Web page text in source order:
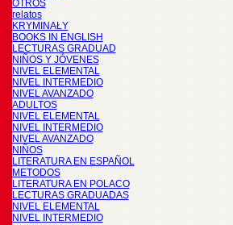
OTROS
relatos
KRYMINAŁY
BOOKS IN ENGLISH
LECTURAS GRADUAD
NIÑOS Y JÓVENES
NIVEL ELEMENTAL
NIVEL INTERMEDIO
NIVEL AVANZADO
ADULTOS
NIVEL ELEMENTAL
NIVEL INTERMEDIO
NIVEL AVANZADO
NIÑOS
LITERATURA EN ESPAÑOL
METODOS
LITERATURA EN POLACO
LECTURAS GRADUADAS
NIVEL ELEMENTAL
NIVEL INTERMEDIO